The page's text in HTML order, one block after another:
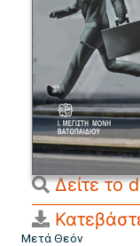
Δείτε το
Μετά Θεόν